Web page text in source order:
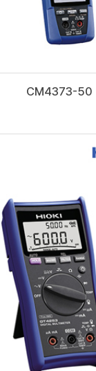
CM4373-50